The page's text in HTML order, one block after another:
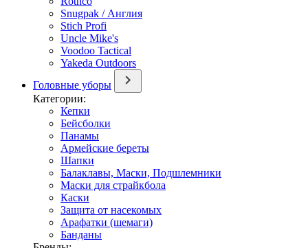
Snugpak / Англия
Stich Profi
Uncle Mike's
Voodoo Tactical
Yakeda Outdoors
Головные уборы
Категории:
Кепки
Бейсболки
Панамы
Армейские береты
Шапки
Балаклавы, Маски, Подшлемники
Маски для страйкбола
Каски
Защита от насекомых
Арафатки (шемаги)
Банданы